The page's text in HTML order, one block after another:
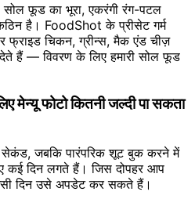
सोल फूड का भूरा, एकरंगी रंग-पटल
है। FoodShot के प्रीसेट गर्म
फ्राइड चिकन, ग्रीन्स, मैक एंड चीज़
हैं — विवरण के लिए हमारी सोल फूड
मेन्यू फोटो कितनी जल्दी पा सकता
जबकि पारंपरिक शूट बुक करने में
कई दिन लगते हैं। जिस दोपहर आप
दिन उसे अपडेट कर सकते हैं।